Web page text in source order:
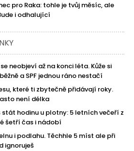
pro Raka: tohle je tvůj měsíc, ale
i odhalující
neobjeví až na konci léta. Kůže si
a SPF jednou ráno nestačí
které ti zbytečně přidávají roky.
není délka
stát hodinu u plotny: 5 letních večeří z
šetří čas i nádobí
i podlahu. Těchhle 5 míst ale při
ignoruješ